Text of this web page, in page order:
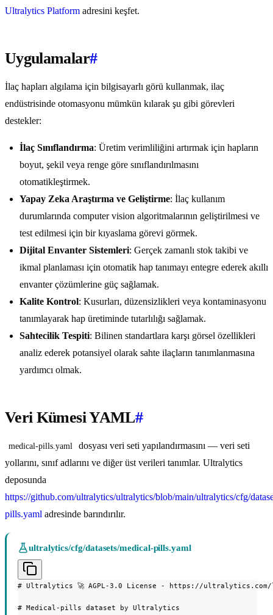
Ultralytics Platform adresini keşfet.
Uygulamalar#
İlaç hapları algılama için bilgisayarlı görü kullanmak, ilaç
endüstrisinde otomasyonu mümkün kılarak şu gibi görevleri
destekler:
İlaç Sınıflandırma: Üretim verimliliğini artırmak için hapların
boyut, şekil veya renge göre sınıflandırılmasını
otomatikleştirmek.
Yapay Zeka Araştırma ve Geliştirme: İlaç kullanım
durumlarında computer vision algoritmalarının geliştirilmesi ve
test edilmesi için bir kıyaslama görevi görmek.
Dijital Envanter Sistemleri: Gerçek zamanlı stok takibi ve
ikmal planlaması için otomatik hap tanımayı entegre ederek akıllı
envanter çözümlerine güç sağlamak.
Kalite Kontrol: Kusurları, düzensizlikleri veya kontaminasyonu
tanımlayarak hap üretiminde tutarlılığı sağlamak.
Sahtecilik Tespiti: Bilinen standartlara karşı görsel özellikleri
analiz ederek potansiyel olarak sahte ilaçların tanımlanmasına
yardımcı olmak.
Veri Kümesi YAML#
medical-pills.yaml
dosyası veri seti yapılandırmasını — veri seti
yollarını, sınıf adlarını ve diğer üst verileri tanımlar. Ultralytics
deposunda
https://github.com/ultralytics/ultralytics/blob/main/ultralytics/cfg/
pills.yaml adresinde barındırılır.
ultralytics/cfg/datasets/medical-pills.yaml
# Ultralytics 🚀 AGPL-3.0 License - https://ultralytics.com/
# Medical-pills dataset by Ultralytics